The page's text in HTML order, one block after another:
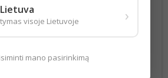
visoje Lietuvoje ›
mano pasirinkimą